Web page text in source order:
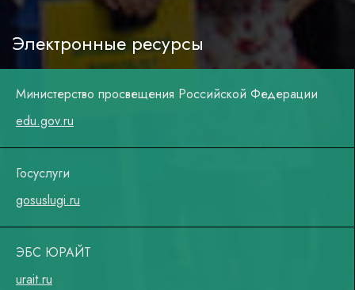
Электронные ресурсы
Министерство просвещения Российской Федерации
edu.gov.ru
Госуслуги
gosuslugi.ru
ЭБС ЮРАЙТ
urait.ru